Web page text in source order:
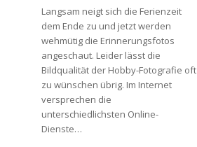
Langsam neigt sich die Ferienzeit
dem Ende zu und jetzt werden
wehmütig die Erinnerungsfotos
angeschaut. Leider lässt die
Bildqualität der Hobby-Fotografie oft
zu wünschen übrig. Im Internet
versprechen die
unterschiedlichsten Online-
Dienste…